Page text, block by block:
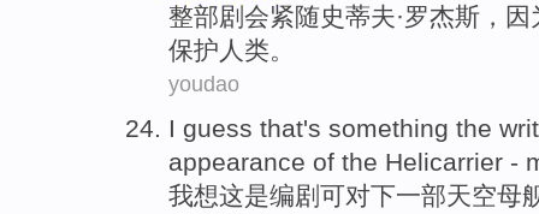
整部剧会紧随史蒂夫·罗杰斯 ， 因
保护人类。
youdao
I guess that's something the
appearance of the Helicarrier -
我想这是编剧可对下一部天空母